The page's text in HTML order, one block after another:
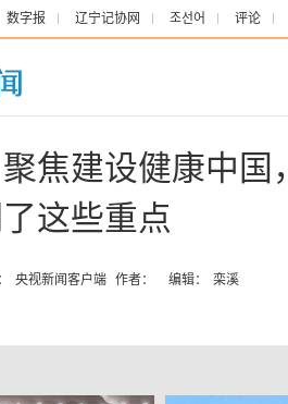
数字报 辽宁记协网 조선어 评论
焦建设健康中国
这些重点
央视新闻客户端 作者： 编辑： 栾溪